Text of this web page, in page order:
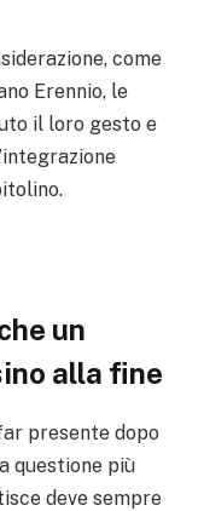
come
Erennio, le
il loro gesto e
un
alla fine
presente dopo
questione più
deve sempre